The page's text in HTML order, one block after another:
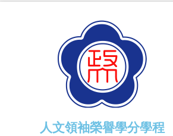
人文領袖榮譽學分學程